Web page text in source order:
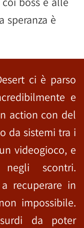
speranza è
ci è parso
e
action con del
da sistemi tra i
videogioco, e
scontri.
recuperare in
impossibile.
da poter